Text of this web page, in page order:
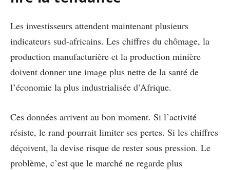
Les investisseurs attendent maintenant plusieurs
indicateurs sud-africains. Les chiffres du chômage, la
production manufacturière et la production minière
doivent donner une image plus nette de la santé de
l’économie la plus industrialisée d’Afrique.
Ces données arrivent au bon moment. Si l’activité
résiste, le rand pourrait limiter ses pertes. Si les chiffres
déçoivent, la devise risque de rester sous pression. Le
problème, c’est que le marché ne regarde plus